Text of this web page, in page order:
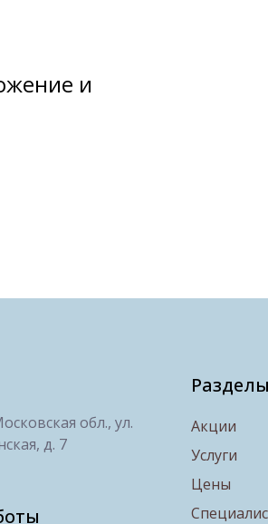
и
обл., ул.
д. 7
Акции
Услуги
Цены